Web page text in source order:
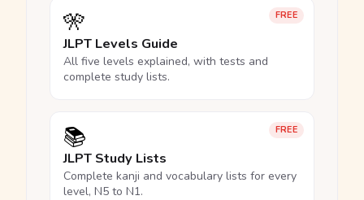
FREE
🎌
JLPT Levels Guide
All five levels explained, with tests and
complete study lists.
FREE
📚
JLPT Study Lists
Complete kanji and vocabulary lists for every
level, N5 to N1.